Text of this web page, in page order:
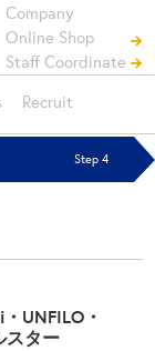
Company
Online Shop
Staff Coordinate
Recruit
Step 4
UNFILO・
スター